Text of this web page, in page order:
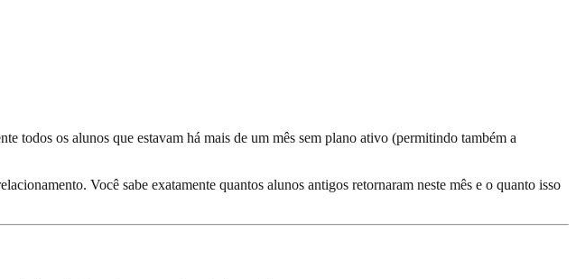
todos os alunos que estavam há mais de um mês sem plano ativo (permitindo também a
Você sabe exatamente quantos alunos antigos retornaram neste mês e o quanto isso